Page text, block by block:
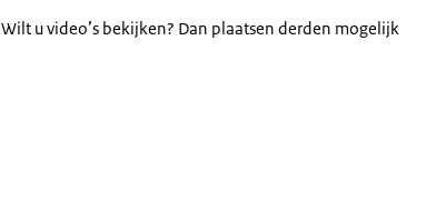
u video’s bekijken? Dan plaatsen derden mogelijk